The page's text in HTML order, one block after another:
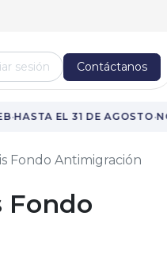
sesión Contáctanos
·HASTA EL 31 DE AGOSTO·
Fondo Antimigración
Fondo